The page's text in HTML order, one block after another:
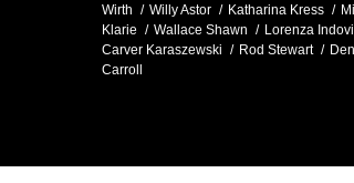
Wirth
Willy Astor Katharina Kress
Klarie
Wallace Shawn Lorenza
Carver Karaszewski
Rod Stewart
Carroll